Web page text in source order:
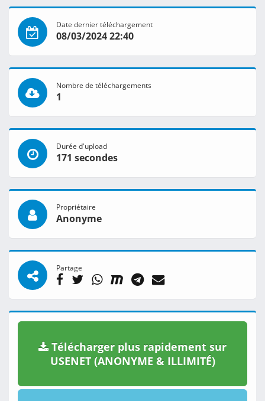
Date dernier téléchargement
08/03/2024 22:40
Nombre de téléchargements
1
Durée d'upload
171 secondes
Propriétaire
Anonyme
Partage
Télécharger plus rapidement sur
USENET (ANONYME & ILLIMITÉ)